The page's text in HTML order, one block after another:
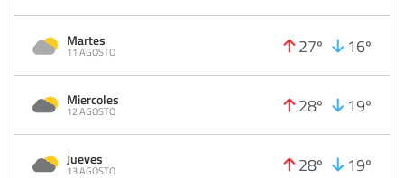
Martes
11 AGOSTO 27º 16º
Miercoles
12 AGOSTO 28º 19º
Jueves
13 AGOSTO 28º 19º